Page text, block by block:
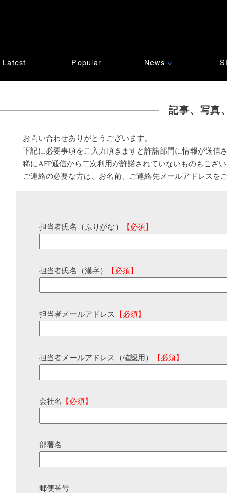
Latest Popular News ∨
記事、写真
お問い合わせありがとうございます。
下記に必要事項をご入力頂きますと許諾部門に情報が送信
稀にAFP通信から二次利用が許諾されていないものもござ
ご連絡の必要な方は、お名前、ご連絡先メールアドレスを
担当者氏名（ふりがな） 【必須】
担当者氏名（漢字） 【必須】
担当者メールアドレス 【必須】
担当者メールアドレス（確認用） 【必須】
会社名 【必須】
部署名
郵便番号